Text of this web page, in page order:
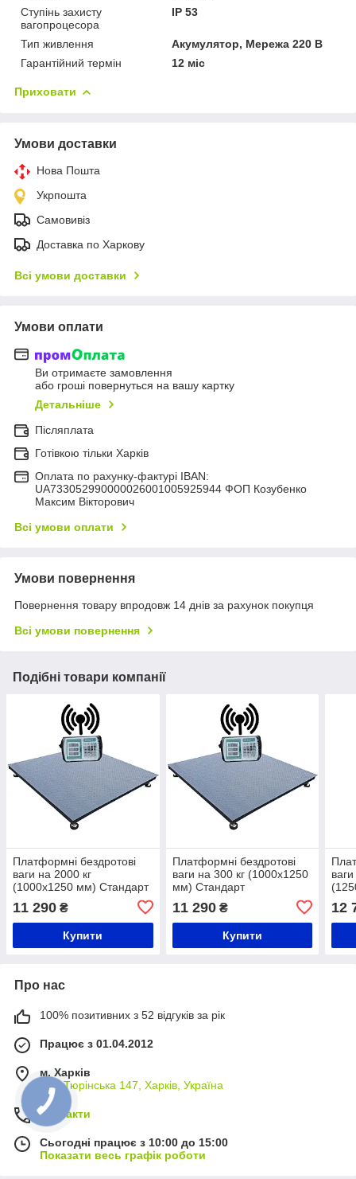
Ступінь захисту
вагопроцесора
IP 53
Тип живлення
Акумулятор, Мережа 220 В
Гарантійний термін
12 міс
Приховати
Умови доставки
Нова Пошта
Укрпошта
Самовивіз
Доставка по Харкову
Всі умови доставки
Умови оплати
Ви отримаєте замовлення
або гроші повернуться на вашу картку
Детальніше
Післяплата
Готівкою тільки Харків
Оплата по рахунку-фактурі IBAN:
UA733052990000026001005925944 ФОП Козубенко
Максим Вікторович
Всі умови оплати
Умови повернення
Повернення товару впродовж 14 днів за рахунок покупця
Всі умови повернення
Подібні товари компанії
Платформні бездротові
ваги на 2000 кг
(1000х1250 мм) Стандарт
11 290 ₴
Купити
Платформні бездротові
ваги на 300 кг (1000х1250
мм) Стандарт
11 290₴
Купити
12
Про нас
100% позитивних з 52 відгуків за рік
Працює з 01.04.2012
м. Харків
вул. Тюрінська 147, Харків, Україна
Контакти
Сьогодні працює з 10:00 до 15:00
Показати весь графік роботи